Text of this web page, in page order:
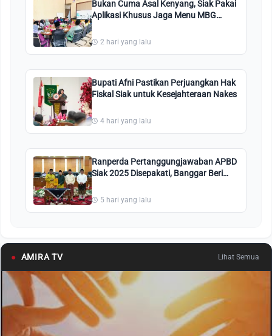
Bukan Cuma Asal Kenyang, Siak Pakai
Aplikasi Khusus Jaga Menu MBG
2 hari yang lalu
Bupati Afni Pastikan Perjuangkan Hak
Fiskal Siak untuk Kesejahteraan Nakes
4 hari yang lalu
Ranperda Pertanggungjawaban APBD
Siak 2025 Disepakati, Banggar Beri
5 hari yang lalu
● AMIRA TV Lihat Semua